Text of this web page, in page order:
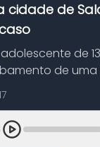
cidade de
de
de
pelo título
pela
na província